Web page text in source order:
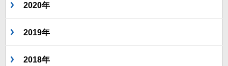
2020年
2019年
2018年